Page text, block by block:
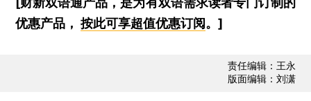
优惠产品，按此可享超值优惠订阅。]
责任编辑：王永
版面编辑：刘潇